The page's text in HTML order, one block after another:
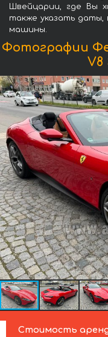
Швейцарии, где Вы
также указать даты,
машины.
Фотографии
V8
Стоимость